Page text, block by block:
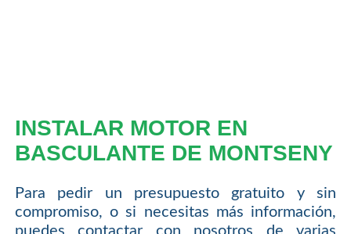
INSTALAR MOTOR EN
BASCULANTE DE MONTSENY
Para pedir un presupuesto gratuito y sin
compromiso, o si necesitas más información,